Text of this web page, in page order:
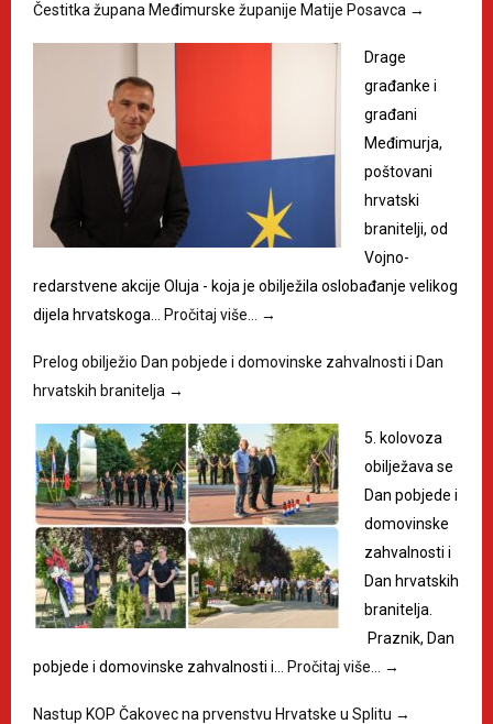
Čestitka župana Međimurske županije Matije Posavca →
Drage
građanke i
građani
Međimurja,
poštovani
hrvatski
branitelji, od
Vojno-
redarstvene akcije Oluja - koja je obilježila oslobađanje velikog
dijela hrvatskoga…
Pročitaj više… →
Prelog obilježio Dan pobjede i domovinske zahvalnosti i Dan
hrvatskih branitelja →
5. kolovoza
obilježava se
Dan pobjede i
domovinske
zahvalnosti i
Dan hrvatskih
branitelja.
Praznik, Dan
pobjede i domovinske zahvalnosti i…
Pročitaj više… →
Nastup KOP Čakovec na prvenstvu Hrvatske u Splitu →